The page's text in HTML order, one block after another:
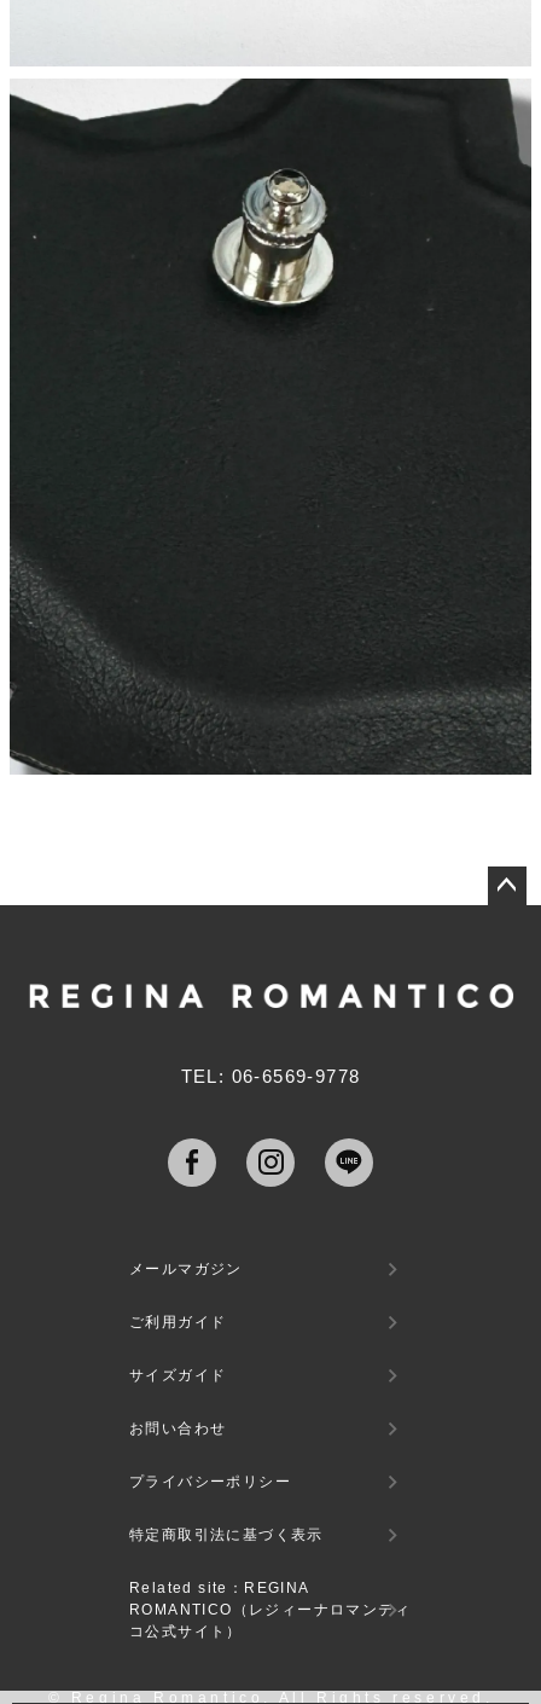
へ
TEL: 06-6569-9778
メールマガジン
ご利用ガイド
サイズガイド
お問い合わせ
プライバシーポリシー
特定商取引法に基づく表示
Related site：REGINA
ROMANTICO（レジィーナロマンティ
コ公式サイト）
© Regina Romantico. All Rights reserved.